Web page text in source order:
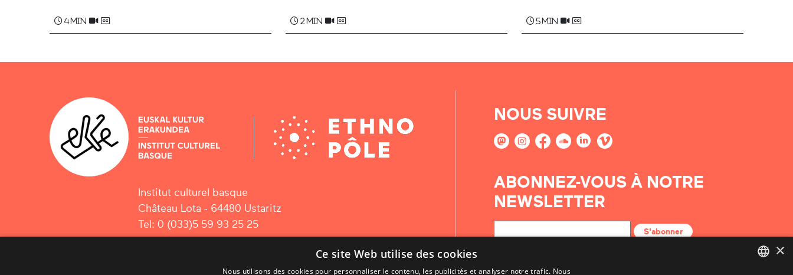
4 min 2 min 5 min
Institut culturel basque
Château Lota - 64480 Ustaritz
Tel: 0 (033)5 59 93 25 25
NOUS SUIVRE
ABONNEZ-VOUS À NOTRE
NEWSLETTER
S'abonner
×
Ce site Web utilise des cookies
Nous utilisons des cookies pour personnaliser le contenu, les publicités et analyser notre trafic. Nous